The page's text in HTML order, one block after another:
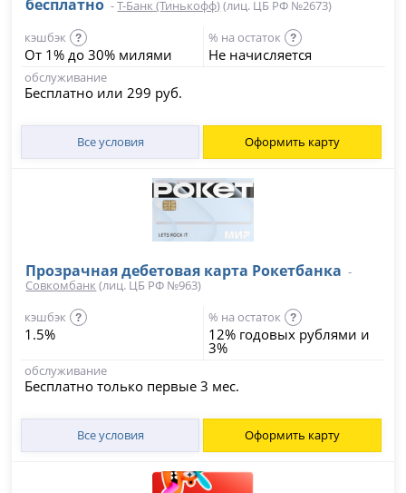
бесплатно -Т-Банк (Тинькофф)(лиц. ЦБ РФ №2673)
кэшбэк
?
От 1% до 30% милями
% на остаток ?
Не начисляется
обслуживание
Бесплатно или 299 руб.
Все условия Оформить карту
Прозрачная дебетовая карта Рокетбанка -
Совкомбанк (лиц. ЦБ РФ №963)
кэшбэк
?
1.5%
% на остаток ?
12% годовых рублями и
3%
обслуживание
Бесплатно только первые 3 мес.
Все условия Оформить карту